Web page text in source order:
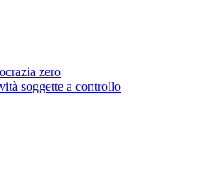
zero
soggette a controllo